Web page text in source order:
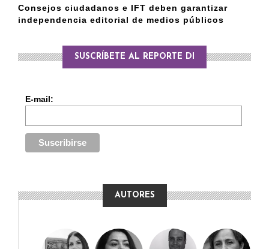
Consejos ciudadanos e IFT deben garantizar
independencia editorial de medios públicos
SUSCRÍBETE AL REPORTE DI
E-mail:
AUTORES